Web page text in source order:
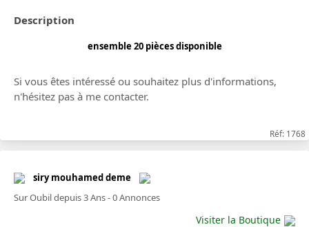
Description
ensemble 20 pièces disponible
Si vous êtes intéressé ou souhaitez plus d'informations,
n'hésitez pas à me contacter.
Réf: 1768
siry mouhamed deme
Sur Oubil depuis 3 Ans - 0 Annonces
Visiter la Boutique